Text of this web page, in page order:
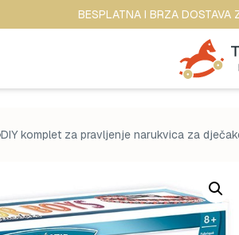
BESPLATNA I BRZA DOSTAVA
DIY komplet za pravljenje narukvica za